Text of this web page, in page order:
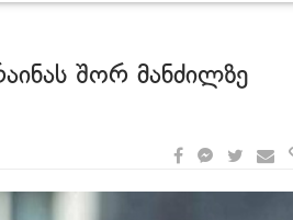
შორ მანძილზე